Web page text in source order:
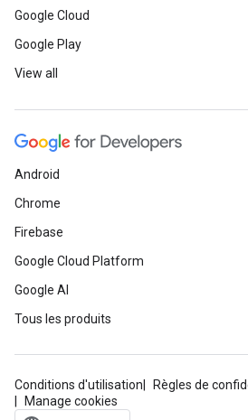
Google Cloud
Google Play
View all
Android
Chrome
Firebase
Google Cloud Platform
Google AI
Tous les produits
Conditions d'utilisation
Règles de
Manage cookies